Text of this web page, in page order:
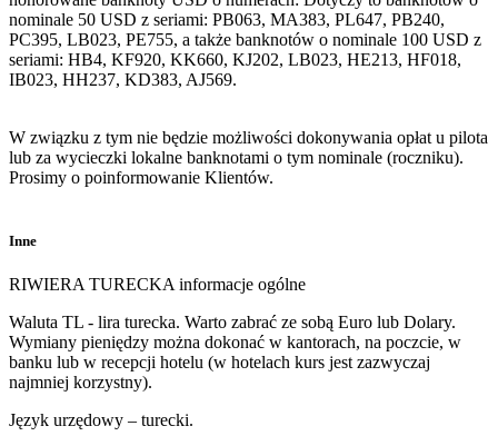
nominale 50 USD z seriami: PB063, MA383, PL647, PB240,
PC395, LB023, PE755, a także banknotów o nominale 100 USD z
seriami: HB4, KF920, KK660, KJ202, LB023, HE213, HF018,
IB023, HH237, KD383, AJ569.
W związku z tym nie będzie możliwości dokonywania opłat u pilota
lub za wycieczki lokalne banknotami o tym nominale (roczniku).
Prosimy o poinformowanie Klientów.
Inne
RIWIERA TURECKA informacje ogólne
Waluta TL - lira turecka. Warto zabrać ze sobą Euro lub Dolary.
Wymiany pieniędzy można dokonać w kantorach, na poczcie, w
banku lub w recepcji hotelu (w hotelach kurs jest zazwyczaj
najmniej korzystny).
Język urzędowy – turecki.